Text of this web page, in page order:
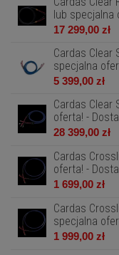
lub specjalna
17 299,00 zł
Cardas Clear
specjalna
5 399,00 zł
Cardas Clear
oferta! -
28 399,00 zł
Cardas
oferta! -
1 699,00 zł
Cardas
specjalna
1 999,00 zł